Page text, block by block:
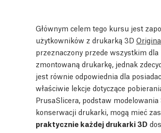
Głównym celem tego kursu jest
użytkowników z drukarką 3D
przeznaczony przede wszystkim
zmontowaną drukarkę, jednak
jest równie odpowiednia dla
właściwie lekcje dotyczące
PrusaSlicera, podstaw
konserwacji drukarki, mogą mieć
praktycznie każdej drukarki 3D